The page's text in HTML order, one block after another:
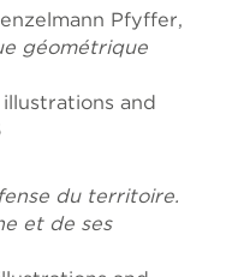
Pfyffer,
géométrique
and
du territoire.
et de ses